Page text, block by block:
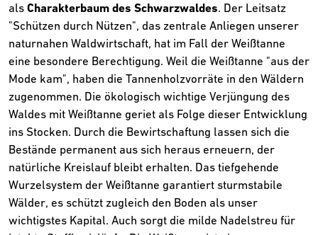
als Charakterbaum des Schwarzwaldes. Der Leitsatz
"Schützen durch Nützen", das zentrale Anliegen unserer
naturnahen Waldwirtschaft, hat im Fall der Weißtanne
eine besondere Berechtigung. Weil die Weißtanne "aus der
Mode kam", haben die Tannenholzvorräte in den Wäldern
zugenommen. Die ökologisch wichtige Verjüngung des
Waldes mit Weißtanne geriet als Folge dieser Entwicklung
ins Stocken. Durch die Bewirtschaftung lassen sich die
Bestände permanent aus sich heraus erneuern, der
natürliche Kreislauf bleibt erhalten. Das tiefgehende
Wurzelsystem der Weißtanne garantiert sturmstabile
Wälder, es schützt zugleich den Boden als unser
wichtigstes Kapital. Auch sorgt die milde Nadelstreu für